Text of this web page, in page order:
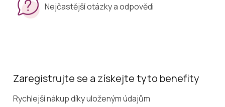
Nejčastější otázky a odpovědi
Zaregistrujte se a získejte tyto benefity
Rychlejší nákup díky uloženým údajům